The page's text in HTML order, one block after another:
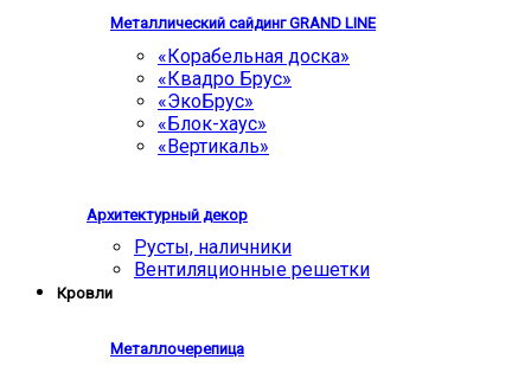
Металлический сайдинг GRAND LINE
«Корабельная доска»
«Квадро Брус»
«ЭкоБрус»
«Блок-хаус»
«Вертикаль»
Архитектурный декор
Русты, наличники
Вентиляционные решетки
Кровли
Металлочерепица